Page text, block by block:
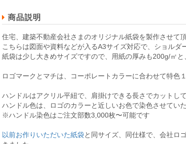
商品説明
住宅、建築不動産会社さまのオリジナル紙袋を製作させて頂
こちらは図面や資料などが入るA3サイズ対応で、ショルダ
紙袋は少し大きめサイズですので、用紙の厚みも200g/㎡と
ロゴマークとマチは、コーポレートカラーに合わせて特色１
ハンドルはアクリル平紐で、肩掛けできる長さでカットし
ハンドル色は、ロゴのカラーと近しいお色で染色させていた
※ハンドル染色はご注文部数3,000枚〜可能です
以前お作りいただいた紙袋と同サイズ、同仕様で、会社ロ